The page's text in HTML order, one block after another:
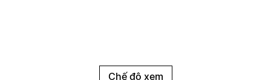
Chế độ xem